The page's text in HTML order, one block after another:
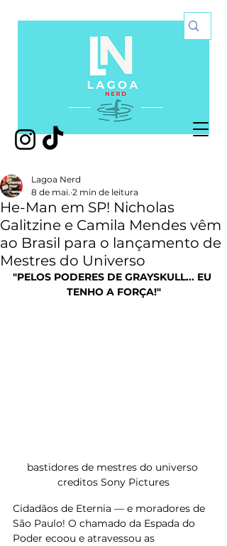
He-Man em SP! Nicholas
Galitzine e Camila Mendes vêm
ao Brasil para o lançamento de
Mestres do Universo
Lagoa Nerd
8 de mai. 2 min de leitura
"PELOS PODERES DE GRAYSKULL... EU
TENHO A FORÇA!"
bastidores de mestres do universo
creditos Sony Pictures
Cidadãos de Eternia — e moradores de
São Paulo! O chamado da Espada do
Poder ecoou e atravessou as